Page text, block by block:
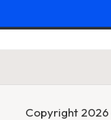
Copyright